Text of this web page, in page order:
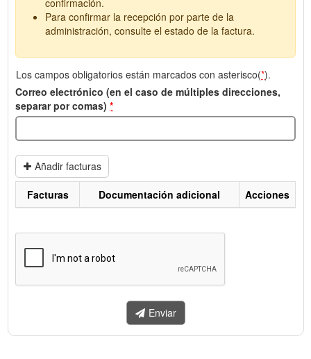
confirmación.
Para confirmar la recepción por parte de la
administración, consulte el estado de la factura.
Los campos obligatorios están marcados con asterisco(*).
Correo electrónico (en el caso de múltiples direcciones,
separar por comas) *
Añadir facturas
enviar.
Facturas Documentación adicional Acciones
Enviar